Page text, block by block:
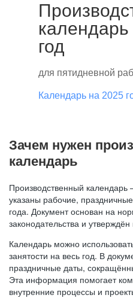
год
для пятидневной
Календарь на 2025
Зачем нужен
календарь
Производственный
указаны рабочие,
года. Документ основан на
законодательства и
Календарь можно
занятости на весь год. В
праздничные даты,
Эта информация помогает
внутренние процессы и